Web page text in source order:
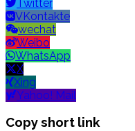
Twitter
VKontakte
wechat
Weibo
WhatsApp
X
Xing
Yahoo! Mail
Copy short link